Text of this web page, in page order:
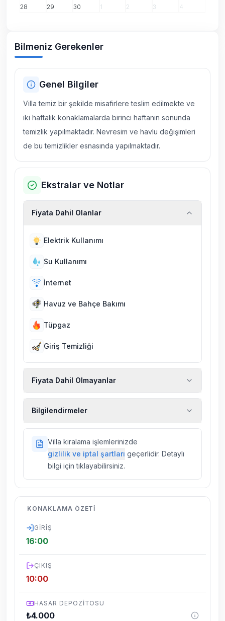
28 29 30 1 2 3 4
Bilmeniz Gerekenler
Genel Bilgiler
Villa temiz bir şekilde misafirlere teslim edilmekte ve
iki haftalık konaklamalarda birinci haftanın sonunda
temizlik yapılmaktadır. Nevresim ve havlu değişimleri
de bu temizlikler esnasında yapılmaktadır.
Ekstralar ve Notlar
Fiyata Dahil Olanlar
Elektrik Kullanımı
Su Kullanımı
İnternet
Havuz ve Bahçe Bakımı
Tüpgaz
Giriş Temizliği
Fiyata Dahil Olmayanlar
sigortaları fiyatlara dahil değildir.
Bilgilendirmeler
villalarımızda düzenli olarak ilaçlama
yapılmaktadır. Buna rağmen çevrede
kelebek, böcek, sinek vs. bulunma ihtimali
dönemsel olarak altyapı çalışmaları
yapılabilmektedir. Bu çalışma nedeniyle yol
Villa kiralama işlemlerinizde
gizlilik ve iptal şartları geçerlidir. Detaylı
bilgi için tıklayabilirsiniz.
KONAKLAMA ÖZETI
GIRIŞ
16:00
ÇIKIŞ
10:00
HASAR DEPOZITOSU
₺4.000